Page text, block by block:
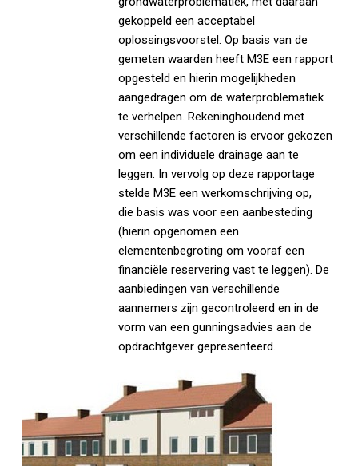
gekoppeld een acceptabel
oplossingsvoorstel. Op basis van de
gemeten waarden heeft M3E een rapport
opgesteld en hierin mogelijkheden
aangedragen om de waterproblematiek
te verhelpen. Rekeninghoudend met
verschillende factoren is ervoor gekozen
om een individuele drainage aan te
leggen. In vervolg op deze rapportage
stelde M3E een werkomschrijving op,
die basis was voor een aanbesteding
(hierin opgenomen een
elementenbegroting om vooraf een
financiële reservering vast te leggen). De
aanbiedingen van verschillende
aannemers zijn gecontroleerd en in de
vorm van een gunningsadvies aan de
opdrachtgever gepresenteerd.